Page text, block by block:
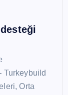
Turkeybuild
Orta